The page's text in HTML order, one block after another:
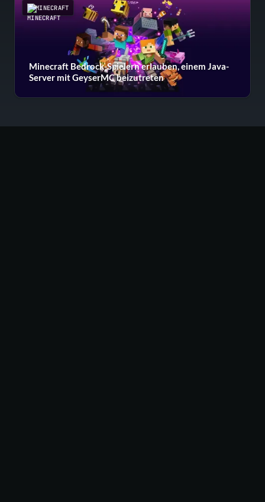
MINECRAFT
Minecraft Bedrock-Spielern erlauben, einem Java-
Server mit GeyserMC beizutreten